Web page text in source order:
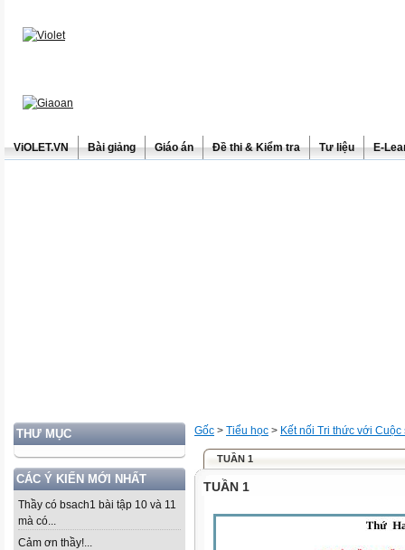
ViOLET.VN Bài giảng Giáo án Đề thi & Kiểm tra Tư liệu E-
THƯ MỤC
CÁC Ý KIẾN MỚI NHẤT
Thầy có bsach1 bài tập 10 và 11
mà có...
Cảm ơn thầy!...
Gốc > Tiểu học > Kết nối Tri thức với Cuộc
TUẦN 1
TUẦN 1